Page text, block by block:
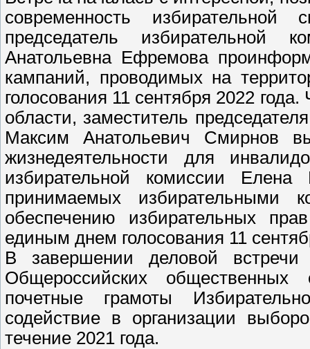
современность
председатель избирательной
Анатольевна Ефремова
кампаний, проводимых на
голосования 11 сентября 2022
области, заместитель
Максим Анатольевич Смирнов
жизнедеятельности для
избирательной комиссии
принимаемых избирательными
обеспечению избирательных
единым днем голосования 11
В завершении деловой встречи
Общероссийских
почетные грамоты
содействие в организации
течение 2021 года.